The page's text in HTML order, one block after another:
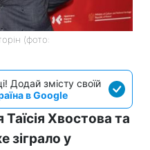
(фото:
Додай змісту своїй
в Google
Хвостова та
зіграло у